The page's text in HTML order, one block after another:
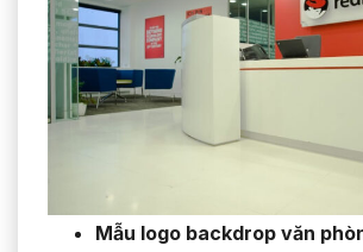
Mẫu logo backdrop văn